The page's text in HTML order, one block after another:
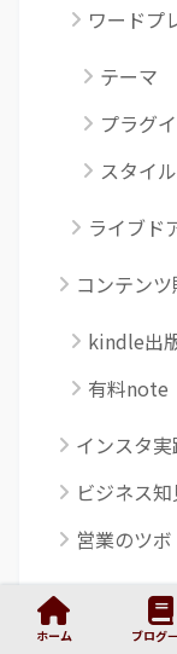
ワードプ
テーマ
プラグ
スタイ
ライブド
コンテン
kindle出
有料note
インスタ
ビジネス知
営業のツボ
ライフログ
ホーム ブログ